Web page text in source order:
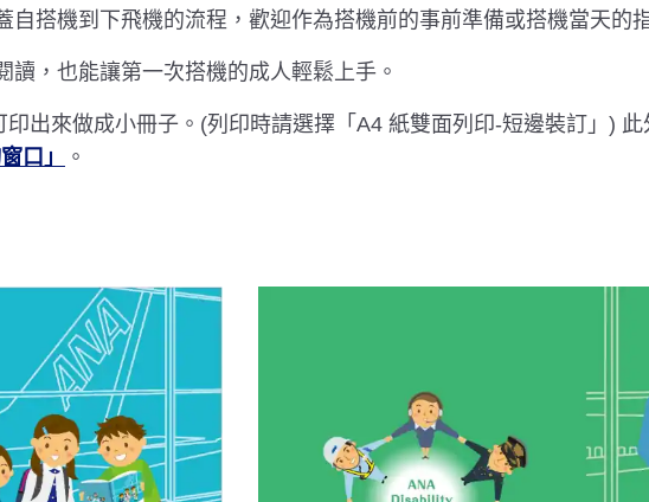
搭機到下飛機的流程，歡迎作為搭機前的事前準備或搭機當天的
，也能讓第一次搭機的成人輕鬆上手。
印出來做成小冊子。(列印時請選擇「A4 紙雙面列印-短邊裝訂」)
口」 。